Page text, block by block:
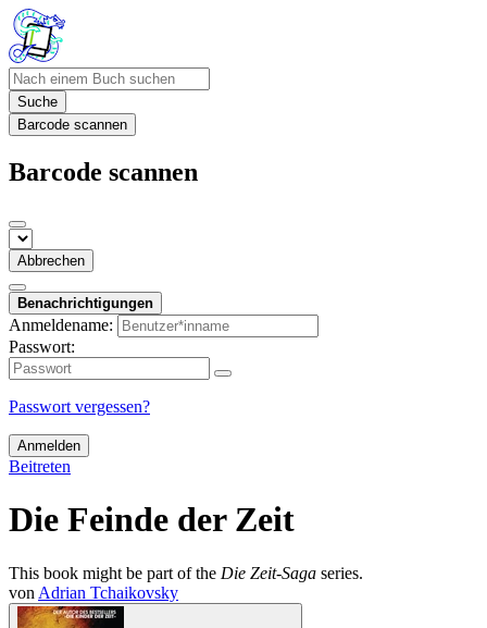
Suche
Barcode scannen
Barcode scannen
Abbrechen
Benachrichtigungen
Anmeldename:
Passwort:
Passwort vergessen?
Anmelden
Beitreten
Die Feinde der Zeit
This book might be part of the Die Zeit-Saga series.
von Adrian Tchaikovsky